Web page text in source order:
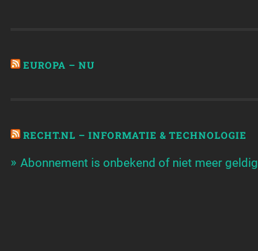
EUROPA – NU
RECHT.NL – INFORMATIE & TECHNOLOGIE
Abonnement is onbekend of niet meer geldig